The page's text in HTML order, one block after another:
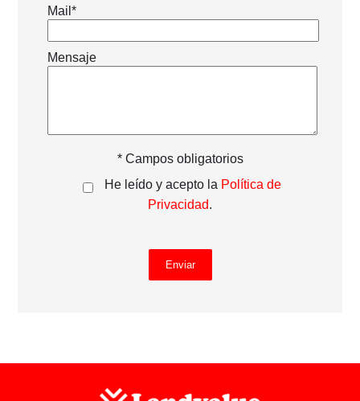
Mail*
Mensaje
* Campos obligatorios
He leído y acepto la Política de
Privacidad.
Enviar